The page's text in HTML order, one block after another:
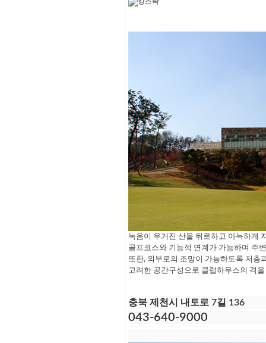
녹음이 우거진 산을 뒤로하고 아늑하게
골프코스와 기능적 연계가 가능하며 주
또한, 외부로의 조망이 가능하도록 저층
고려한 공간구성으로 클럽하우스의 격
충북 제천시 내토로 7길 136
043-640-9000